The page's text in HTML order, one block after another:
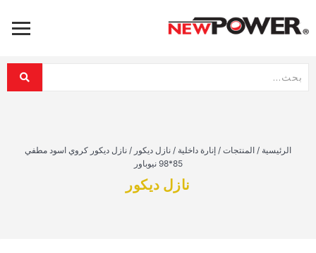
الرئيسية / المنتجات / إنارة داخلية / نازل ديكور / نازل ديكور كروي اسود مطفي
85*98 نيوباور
نازل ديكور